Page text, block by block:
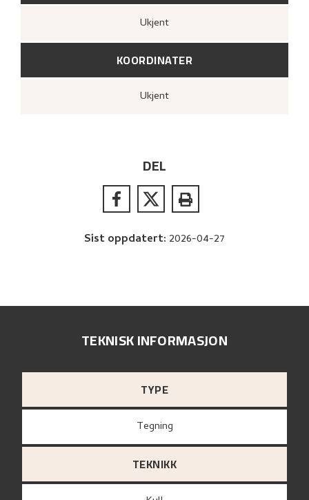
Ukjent
KOORDINATER
Ukjent
DEL
Sist oppdatert: 2026-04-27
TEKNISK INFORMASJON
TYPE
Tegning
TEKNIKK